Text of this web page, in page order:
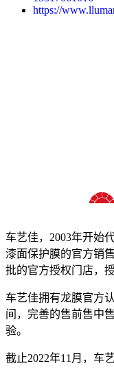
https://
车艺佳，2003年开始
漆面保护膜的官方销
批的官方授权门店，授
车艺佳拥有龙膜官方
间，完善的售前售中
验。
截止2022年11月，车